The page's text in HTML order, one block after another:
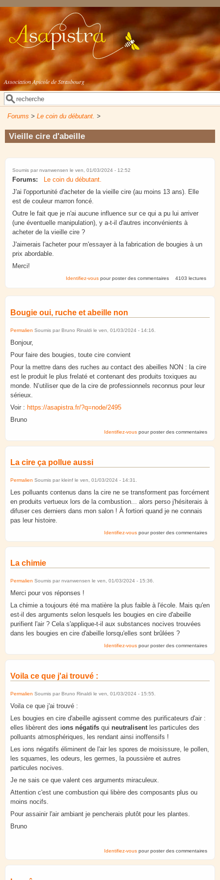
Aller au contenu principal
Association Apicole de Strasbourg
Formulaire de recherche
Rechercher
Forums > Le coin du débutant. >
Vieille cire d'abeille
Soumis par nvanwensen le ven, 01/03/2024 - 12:52
Forums:
Le coin du débutant.
J'ai l'opportunité d'acheter de la vieille cire (au moins 13 ans). Elle
est de couleur marron foncé.
Outre le fait que je n'ai aucune influence sur ce qui a pu lui arriver
(une éventuelle manipulation), y a-t-il d'autres inconvénients à
acheter de la vieille cire ?
J'aimerais l'acheter pour m'essayer à la fabrication de bougies à un
prix abordable.
Merci!
Identifiez-vous pour poster des commentaires 4103 lectures
Bougie oui, ruche et abeille non
Permalien Soumis par Bruno Rinaldi le ven, 01/03/2024 - 14:16
Bonjour,
Pour faire des bougies, toute cire convient
Pour la mettre dans des ruches au contact des abeilles NON : la cire
est le produit le plus frelaté et contenant des produits toxiques au
monde. N’utiliser que de la cire de professionnels reconnus pour leur
sérieux.
Voir : https://asapistra.fr/?q=node/2495
Bruno
Identifiez-vous pour poster des commentaires
La cire ça pollue aussi
Permalien Soumis par kleinf le ven, 01/03/2024 - 14:31
Les polluants contenus dans la cire ne se transforment pas forcément
en produits vertueux lors de la combustion... alors perso j'hésiterais à
difuser ces derniers dans mon salon ! À fortiori quand je ne connais
pas leur histoire.
Identifiez-vous pour poster des commentaires
La chimie
Permalien Soumis par nvanwensen le ven, 01/03/2024 - 15:36
Merci pour vos réponses !
La chimie a toujours été ma matière la plus faible à l'école. Mais qu'en
est-il des arguments selon lesquels les bougies en cire d'abeille
purifient l'air ? Cela s'applique-t-il aux substances nocives trouvées
dans les bougies en cire d'abeille lorsqu'elles sont brûlées ?
Identifiez-vous pour poster des commentaires
Voila ce que j'ai trouvé :
Permalien Soumis par Bruno Rinaldi le ven, 01/03/2024 - 15:55
Voila ce que j'ai trouvé :
Les bougies en cire d'abeille agissent comme des purificateurs d'air :
elles libèrent des ions négatifs qui neutralisentles particules des
polluants atmosphériques, les rendant ainsi inoffensifs !
Les ions négatifs éliminent de l'air les spores de moisissure, le pollen,
les squames, les odeurs, les germes, la poussière et autres
particules nocives.
Je ne sais ce que valent ces arguments miraculeux.
Attention c'est une combustion qui libère des composants plus ou
moins nocifs.
Pour assainir l'air ambiant je pencherais plutôt pour les plantes.
Bruno
Identifiez-vous pour poster des commentaires